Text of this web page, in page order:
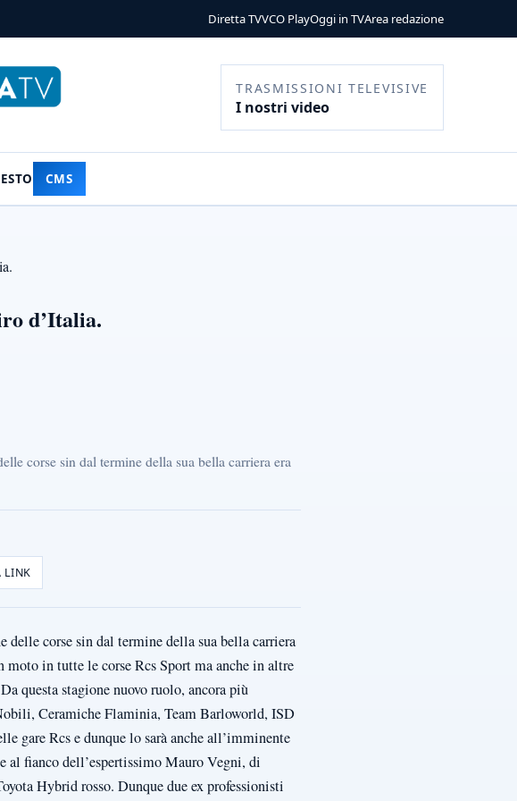
Diretta TVVCO PlayOggi in TVArea redazione
TRASMISSIONI TELEVISIVE
I nostri video
CMS
d’Italia.
corse sin dal termine della sua bella carriera era
LINK
delle corse sin dal termine della sua bella carriera
in tutte le corse Rcs Sport ma anche in altre
questa stagione nuovo ruolo, ancora più
Ceramiche Flaminia, Team Barloworld, ISD
gare Rcs e dunque lo sarà anche all’imminente
al fianco dell’espertissimo Mauro Vegni, di
Hybrid rosso. Dunque due ex professionisti